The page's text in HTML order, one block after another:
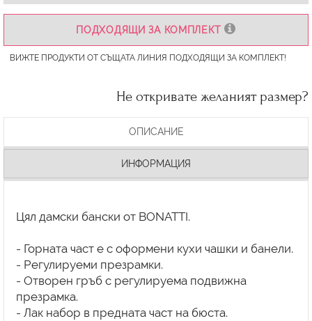
ПОДХОДЯЩИ ЗА КОМПЛЕКТ
ВИЖТЕ ПРОДУКТИ ОТ СЪЩАТА ЛИНИЯ ПОДХОДЯЩИ ЗА КОМПЛЕКТ!
Не откривате желаният размер?
ОПИСАНИЕ
ИНФОРМАЦИЯ
Цял дамски бански от BONATTI.
- Горната част е с оформени кухи чашки и банели.
- Регулируеми презрамки.
- Отворен гръб с регулируема подвижна
презрамка.
- Лак набор в предната част на бюста.